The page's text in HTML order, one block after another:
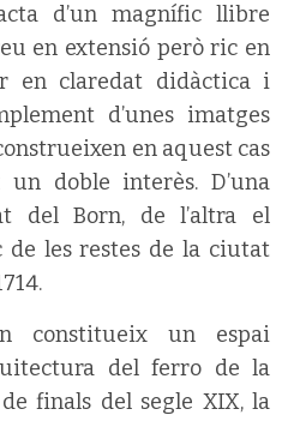
d’un magnífic llibre
en extensió però ric en
en claredat didàctica i
d’unes imatges
en aquest cas
doble interès. D’una
del Born, de l’altra el
les restes de la ciutat
constitueix un espai
del ferro de la
finals del segle XIX, la